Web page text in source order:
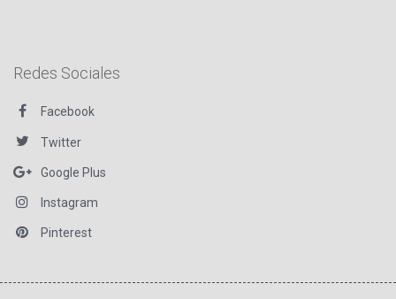
Redes Sociales
Facebook
Twitter
Google Plus
Instagram
Pinterest